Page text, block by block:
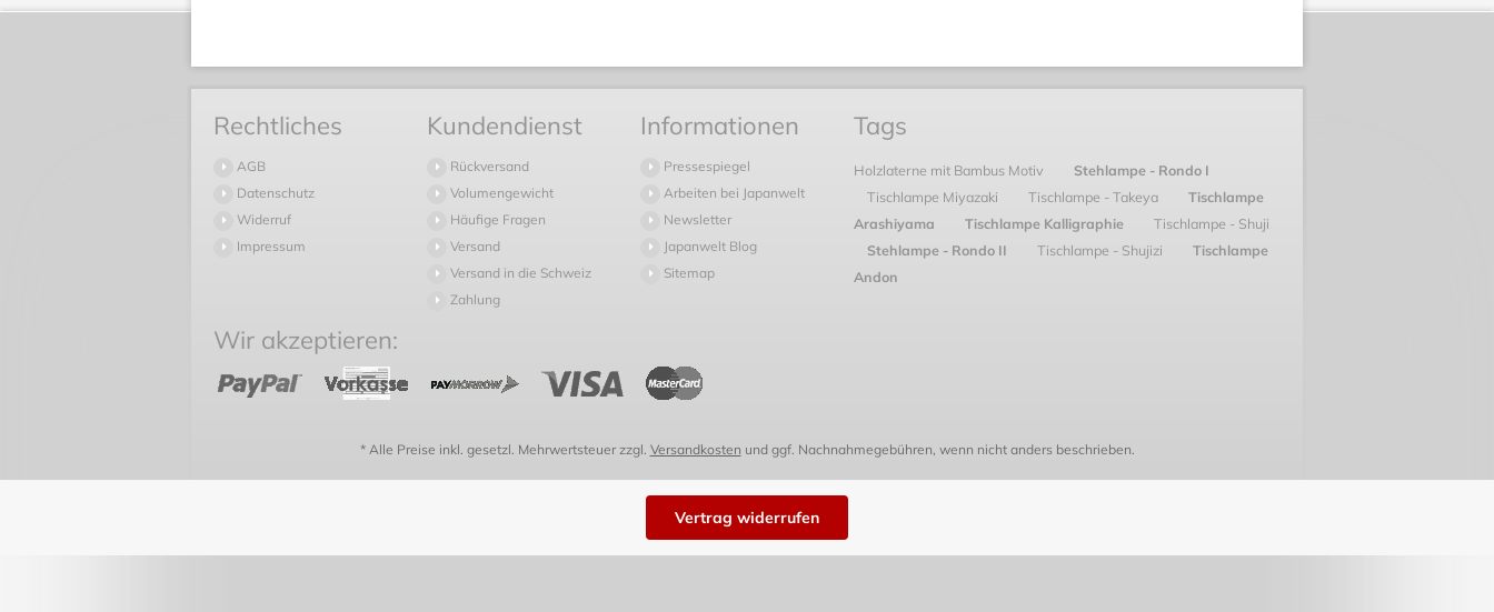
Rechtliches
AGB
Datenschutz
Widerruf
Impressum
Kundendienst
Rückversand
Volumengewicht
Häufige Fragen
Versand
Versand in die Schweiz
Zahlung
Informationen
Pressespiegel
Arbeiten bei Japanwelt
Newsletter
Japanwelt Blog
Sitemap
Tags
Holzlaterne mit Bambus Motiv
Stehlampe - Rondo I
Tischlampe Miyazaki
Tischlampe - Takeya
Tischlampe
Arashiyama
Tischlampe Kalligraphie
Tischlampe - Shuji
Stehlampe - Rondo II
Tischlampe - Shujizi
Tischlampe
Andon
Wir akzeptieren:
* Alle Preise inkl. gesetzl. Mehrwertsteuer zzgl. Versandkosten und ggf. Nachnahmegebühren, wenn nicht anders beschrieben.
Vertrag widerrufen